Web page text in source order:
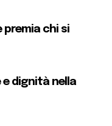
premia chi si
e dignità nella